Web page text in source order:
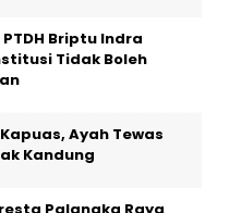
Briptu Indra
Tidak Boleh
Ayah Tewas
Kandung